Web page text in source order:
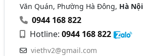
Văn Quán, Phường Hà Đông, Hà Nội
0944 168 822
Hotline:0944 168 822
viethv2@gmail.com